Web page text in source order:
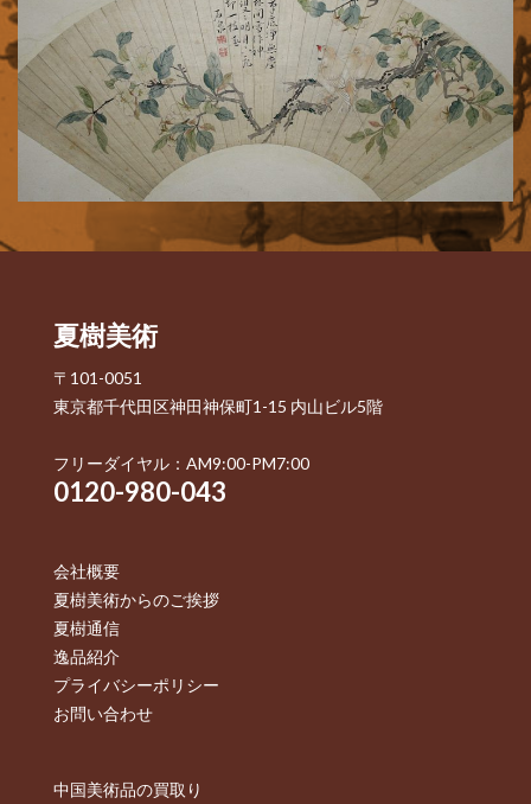
夏樹美術
〒101-0051
東京都千代田区神田神保町1-15 内山ビル5階
フリーダイヤル：AM9:00-PM7:00
0120-980-043
会社概要
夏樹美術からのご挨拶
夏樹通信
逸品紹介
プライバシーポリシー
お問い合わせ
中国美術品の買取り